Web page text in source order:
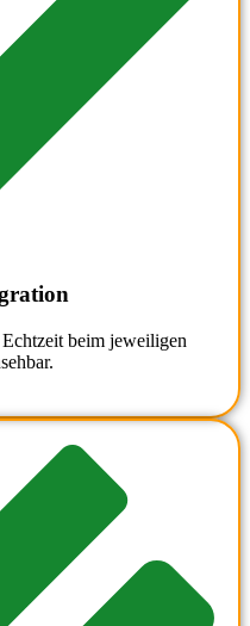
beim jeweiligen